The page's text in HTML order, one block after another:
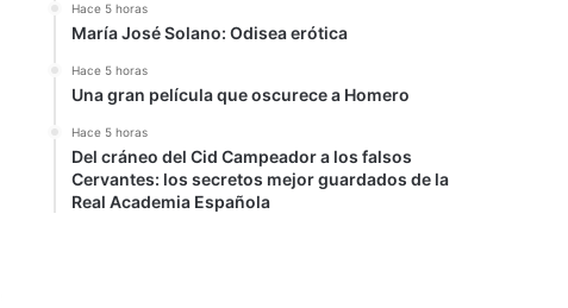
Hace 5 horas
María José Solano: Odisea erótica
Hace 5 horas
Una gran película que oscurece a Homero
Hace 5 horas
Del cráneo del Cid Campeador a los falsos
Cervantes: los secretos mejor guardados de la
Real Academia Española